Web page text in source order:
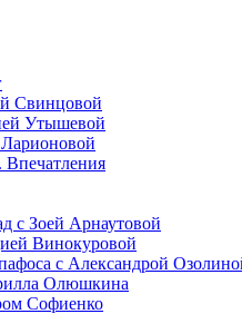
Свинцовой
Утышевой
Впечатления
с Зоей Арнаутовой
Винокуровой
с Александрой
Олюшкина
Софиенко